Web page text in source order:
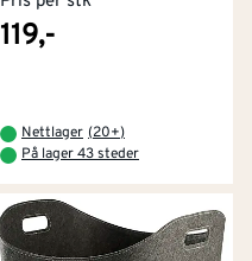
119,-
Nettlager (20+)
På lager 43 steder